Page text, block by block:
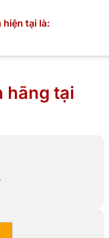
hiện tại là:
hãng tại